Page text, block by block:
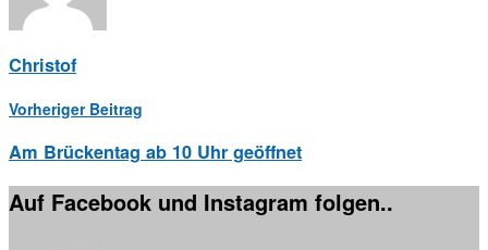
Christof
Vorheriger Beitrag
Am Brückentag ab 10 Uhr geöffnet
Auf Facebook und Instagram folgen..